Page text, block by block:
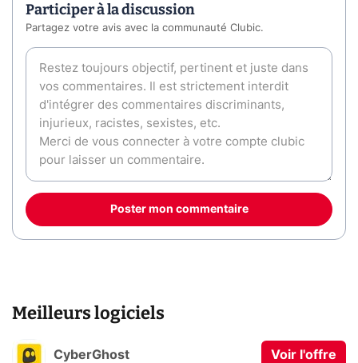
Participer à la discussion
Partagez votre avis avec la communauté Clubic.
Poster mon commentaire
Meilleurs logiciels
CyberGhost Voir l'offre